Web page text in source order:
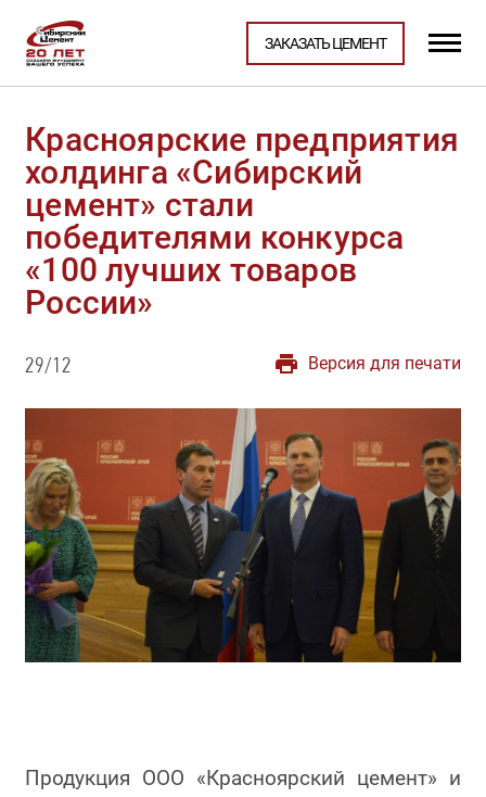
ЗАКАЗАТЬ ЦЕМЕНТ
Красноярские предприятия
холдинга «Сибирский
цемент» стали
победителями конкурса
«100 лучших товаров
России»
29/12 Версия для печати
Продукция ООО «Красноярский цемент» и